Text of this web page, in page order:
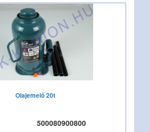
Olajemelő 20t
500080900800